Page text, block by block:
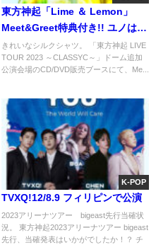
東方神起「Lime ＆ Lemon」
Meet&Greet特典付き!! ユノは
Lemon、チャンミンはLimeか
な。
きれいなシルクシャツ。 「東方神起 LIVE
TOUR 2023 ～CLASSYC～」ドーム追加
公演会場のCD/DVD販売ブースにて、Me...
K-POP
TVXQ!12/8.9 フィリピンで公演
2023アリーナツアー bigeast先行当確状
況。 東方神起2023アリーナツアー bigeast
先行、当確発表はいかがでしたか！？ チ